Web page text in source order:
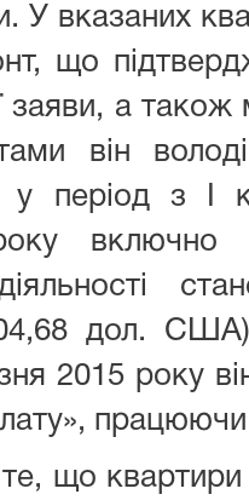
У вказаних
що
заяви, а також
він
у період з І
включно
діяльності
дол.
2015 року
те, що